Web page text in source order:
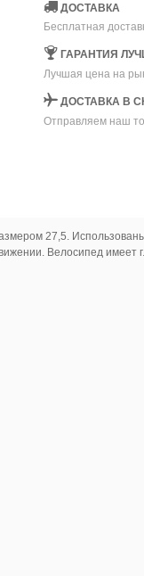
ДОСТАВКА
Бесплатная
ГАРАНТИЯ
Лучшая цена на
ДОСТАВКА В
Отправляем наш
27,5.
Велосипед имеет